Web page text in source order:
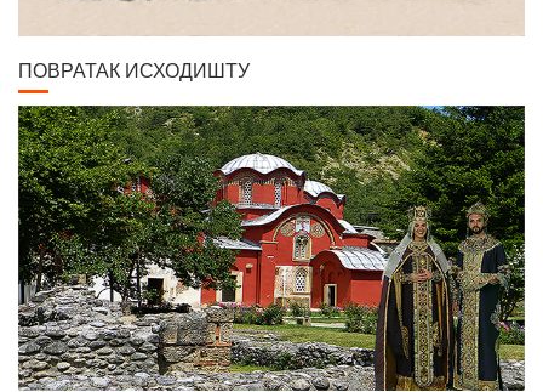
ПОВРАТАК ИСХОДИШТУ